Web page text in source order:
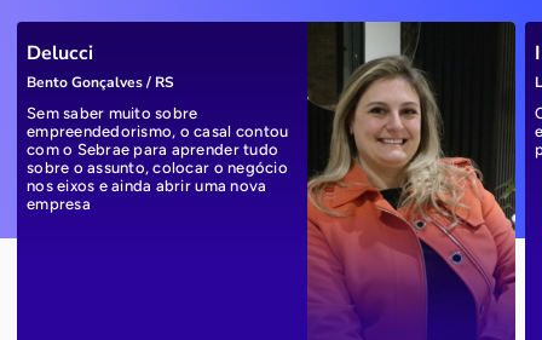
Delucci
Bento Gonçalves / RS
Sem saber muito sobre
empreendedorismo, o casal contou
com o Sebrae para aprender tudo
sobre o assunto, colocar o negócio
nos eixos e ainda abrir uma nova
empresa